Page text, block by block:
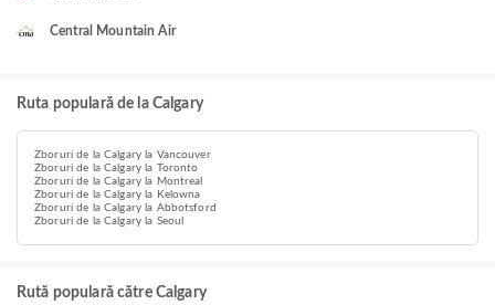
Central Mountain Air
Ruta populară de la Calgary
Zboruri de la Calgary la Vancouver
Zboruri de la Calgary la Toronto
Zboruri de la Calgary la Montreal
Zboruri de la Calgary la Kelowna
Zboruri de la Calgary la Abbotsford
Zboruri de la Calgary la Seoul
Rută populară către Calgary